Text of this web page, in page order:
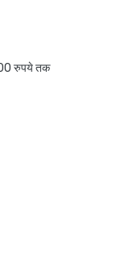
रुपये तक